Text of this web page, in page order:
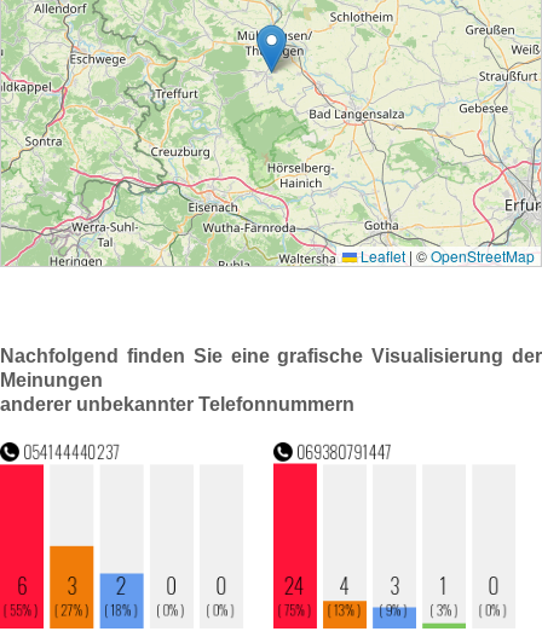
Nachfolgend finden Sie eine grafische Visualisierung der
Meinungen
anderer unbekannter Telefonnummern